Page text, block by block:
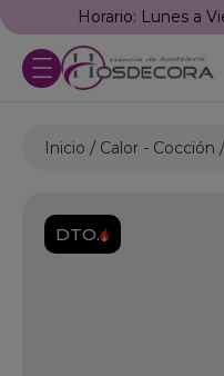
Horario: Lunes a
Inicio Calor - Cocción
DTO.